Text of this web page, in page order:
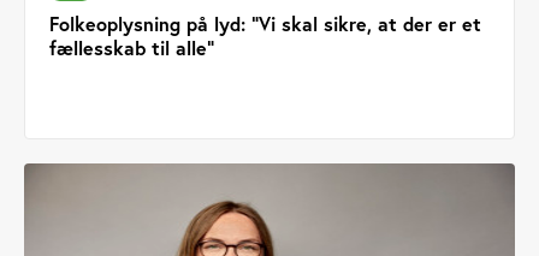
Folkeoplysning på lyd: "Vi skal sikre, at der er et
fællesskab til alle"